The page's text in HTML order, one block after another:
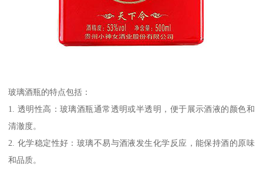
玻璃酒瓶的特点包括：
1. 透明性高：玻璃酒瓶通常透明或半透明，便于展示酒液的颜色和
清澈度。
2. 化学稳定性好：玻璃不易与酒液发生化学反应，能保持酒的原味
和品质。